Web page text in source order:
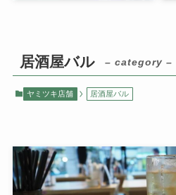
居酒屋バル – category –
ヤミツキ店舗 居酒屋バル